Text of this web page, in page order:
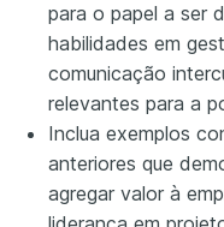
para o papel a ser
habilidades em
comunicação
relevantes para a
Inclua exemplos
anteriores que
agregar valor à